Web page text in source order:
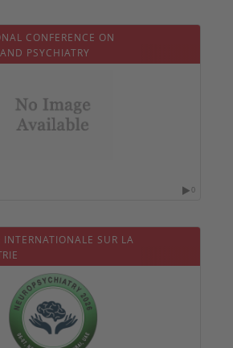
CONFERENCE ON
PSYCHIATRY
0
INTERNATIONALE SUR LA